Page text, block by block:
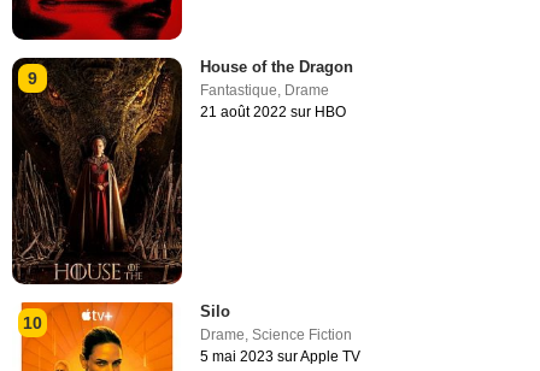
9
House of the Dragon
Fantastique Drame
21 août 2022 sur HBO
10
Silo
Drame,Science Fiction
5 mai 2023 sur Apple TV